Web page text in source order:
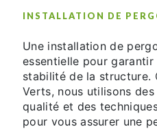
INSTALLATION DE
Une installation de
essentielle pour
stabilité de la structure.
Verts, nous utilisons
qualité et des
pour vous assurer une